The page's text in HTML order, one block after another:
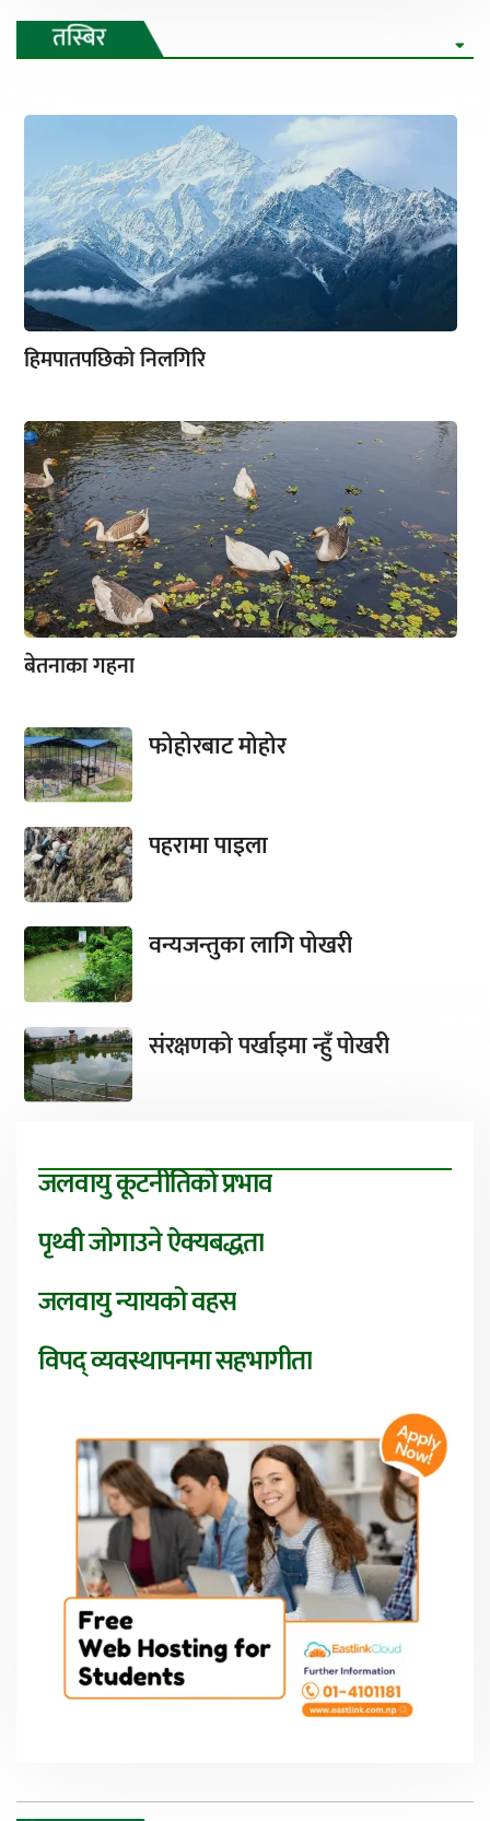
हिमपातपछिको निलगिरि
बेतनाका गहना
फोहोरबाट मोहोर
पहरामा पाइला
वन्यजन्तुका लागि पोखरी
संरक्षणको पर्खाइमा न्हुँ पोखरी
जलवायु कूटनीतिको प्रभाव
पृथ्वी जोगाउने ऐक्यबद्धता
जलवायु न्यायको वहस
विपद् व्यवस्थापनमा सहभागीता